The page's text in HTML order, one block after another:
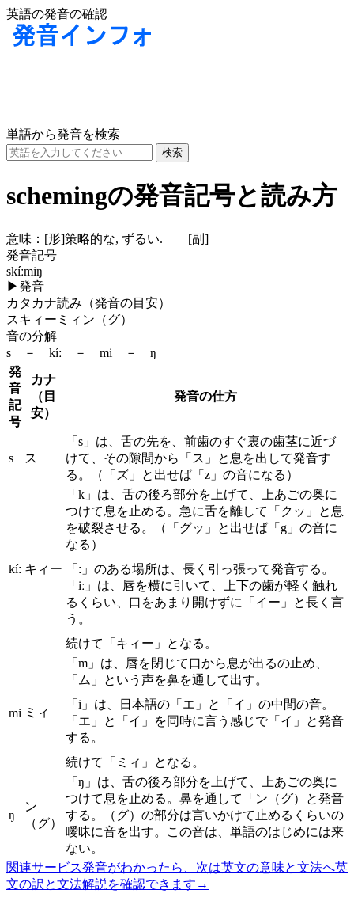
英語の発音の確認
単語から発音を検索
schemingの発音記号と読み方
意味： [形]策略的な, ずるい. [副]
発音記号
skíːmiŋ
▶発音
カタカナ読み（発音の目安）
スキィーミィン（グ）
音の分解
s － kíː － mi － ŋ
発
音
記
号
カナ
（目
安）
発音の仕方
s ス
「s」は、舌の先を、前歯のすぐ裏の歯茎に近づ
けて、その隙間から「ス」と息を出して発音す
る。（「ズ」と出せば「z」の音になる）
kíː キィー
「k」は、舌の後ろ部分を上げて、上あごの奥に
つけて息を止める。急に舌を離して「クッ」と息
を破裂させる。（「グッ」と出せば「g」の音に
なる）
「ː」のある場所は、長く引っ張って発音する。
「iː」は、唇を横に引いて、上下の歯が軽く触れ
るくらい、口をあまり開けずに「イー」と長く言
う。
続けて「キィー」となる。
mi ミィ
「m」は、唇を閉じて口から息が出るの止め、
「ム」という声を鼻を通して出す。
「i」は、日本語の「エ」と「イ」の中間の音。
「エ」と「イ」を同時に言う感じで「イ」と発音
する。
続けて「ミィ」となる。
ŋ
ン
（グ）
「ŋ」は、舌の後ろ部分を上げて、上あごの奥に
つけて息を止める。鼻を通して「ン（グ）と発音
する。（グ）の部分は言いかけて止めるくらいの
曖昧に音を出す。この音は、単語のはじめには来
ない。
関連サービス発音がわかったら、次は英文の意味と文法へ英
文の訳と文法解説を確認できます →